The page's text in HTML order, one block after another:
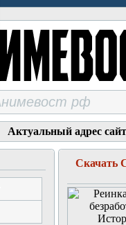
Актуальный адрес
Скачать